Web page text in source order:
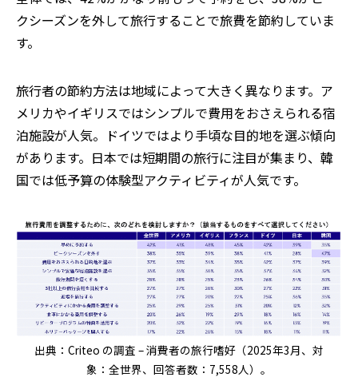
クシーズンを外して旅行することで旅費を節約していま
す。
旅行者の節約方法は地域によって大きく異なります。ア
メリカやイギリスではシンプルで費用をおさえられる宿
泊施設が人気。ドイツではより手頃な目的地を選ぶ傾向
があります。日本では短期間の旅行に注目が集まり、韓
国では低予算の体験型アクティビティが人気です。
出典：Criteo の調査 – 消費者の旅行嗜好（2025年3月、対
象：全世界、回答者数：7,558人）。